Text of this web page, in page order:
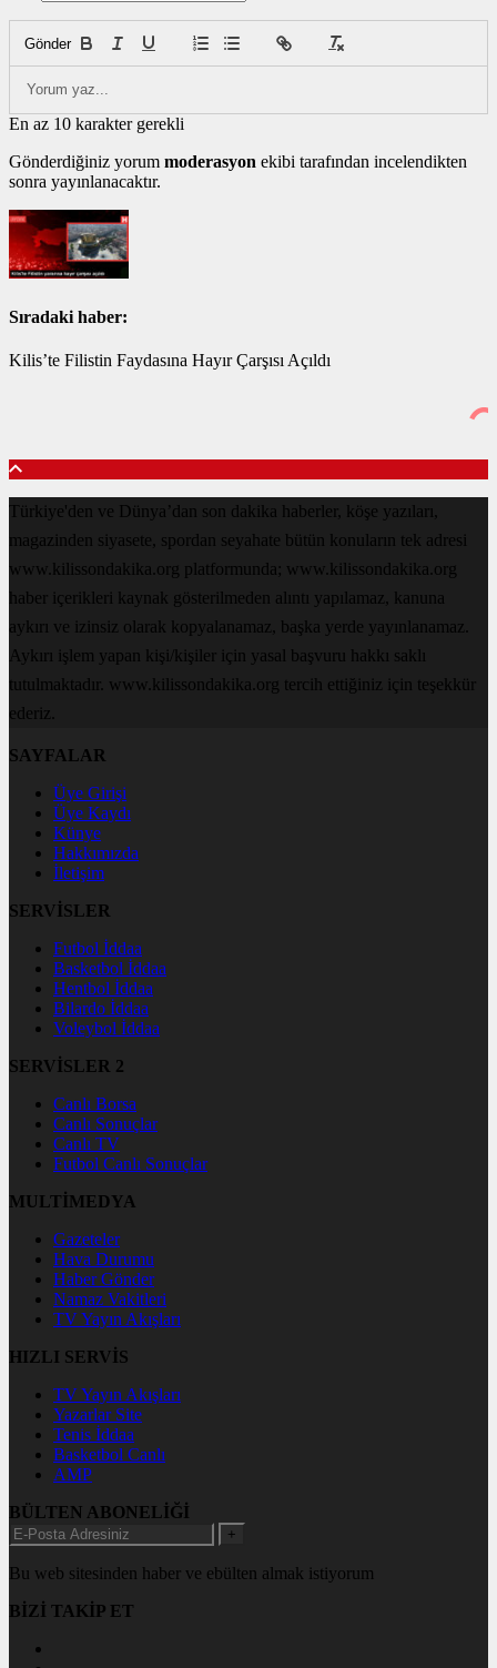
Gönder
En az 10 karakter gerekli
Gönderdiğiniz yorum moderasyon ekibi tarafından incelendikten
sonra yayınlanacaktır.
Sıradaki haber:
Kilis’te Filistin Faydasına Hayır Çarşısı Açıldı
Türkiye'den ve Dünya’dan son dakika haberler, köşe yazıları,
magazinden siyasete, spordan seyahate bütün konuların tek adresi
www.kilissondakika.org platformunda; www.kilissondakika.org
haber içerikleri kaynak gösterilmeden alıntı yapılamaz, kanuna
aykırı ve izinsiz olarak kopyalanamaz, başka yerde yayınlanamaz.
Aykırı işlem yapan kişi/kişiler için yasal başvuru hakkı saklı
tutulmaktadır. www.kilissondakika.org tercih ettiğiniz için teşekkür
ederiz.
SAYFALAR
Üye Girişi
Üye Kaydı
Künye
Hakkımızda
İletişim
SERVİSLER
Futbol İddaa
Basketbol İddaa
Hentbol İddaa
Bilardo İddaa
Voleybol İddaa
SERVİSLER 2
Canlı Borsa
Canlı Sonuçlar
Canlı TV
Futbol Canlı Sonuçlar
MULTİMEDYA
Gazeteler
Hava Durumu
Haber Gönder
Namaz Vakitleri
TV Yayın Akışları
HIZLI SERVİS
TV Yayın Akışları
Yazarlar Site
Tenis İddaa
Basketbol Canlı
AMP
BÜLTEN ABONELİĞİ
+
Bu web sitesinden haber ve ebülten almak istiyorum
BİZİ TAKİP ET